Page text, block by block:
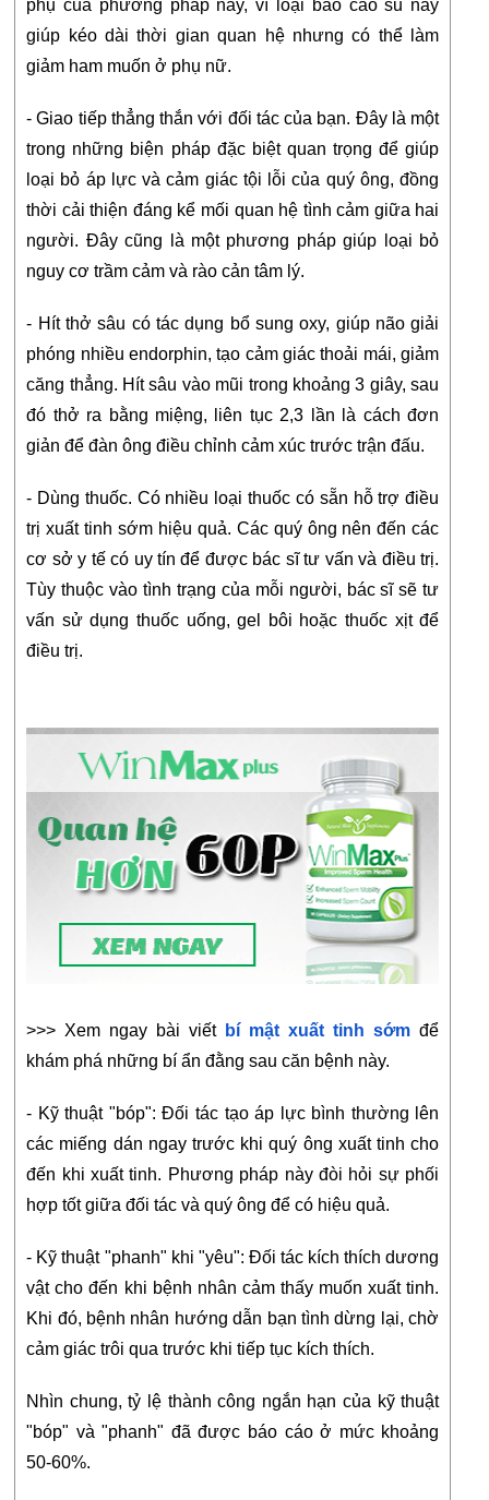
phụ của phương pháp này, vì loại bao cao su này
giúp kéo dài thời gian quan hệ nhưng có thể làm
giảm ham muốn ở phụ nữ.
- Giao tiếp thẳng thắn với đối tác của bạn. Đây là một
trong những biện pháp đặc biệt quan trọng để giúp
loại bỏ áp lực và cảm giác tội lỗi của quý ông, đồng
thời cải thiện đáng kể mối quan hệ tình cảm giữa hai
người. Đây cũng là một phương pháp giúp loại bỏ
nguy cơ trầm cảm và rào cản tâm lý.
- Hít thở sâu có tác dụng bổ sung oxy, giúp não giải
phóng nhiều endorphin, tạo cảm giác thoải mái, giảm
căng thẳng. Hít sâu vào mũi trong khoảng 3 giây, sau
đó thở ra bằng miệng, liên tục 2,3 lần là cách đơn
giản để đàn ông điều chỉnh cảm xúc trước trận đấu.
- Dùng thuốc. Có nhiều loại thuốc có sẵn hỗ trợ điều
trị xuất tinh sớm hiệu quả. Các quý ông nên đến các
cơ sở y tế có uy tín để được bác sĩ tư vấn và điều trị.
Tùy thuộc vào tình trạng của mỗi người, bác sĩ sẽ tư
vấn sử dụng thuốc uống, gel bôi hoặc thuốc xịt để
điều trị.
>>> Xem ngay bài viết bí mật xuất tinh sớm để
khám phá những bí ẩn đằng sau căn bệnh này.
- Kỹ thuật "bóp": Đối tác tạo áp lực bình thường lên
các miếng dán ngay trước khi quý ông xuất tinh cho
đến khi xuất tinh. Phương pháp này đòi hỏi sự phối
hợp tốt giữa đối tác và quý ông để có hiệu quả.
- Kỹ thuật "phanh" khi "yêu": Đối tác kích thích dương
vật cho đến khi bệnh nhân cảm thấy muốn xuất tinh.
Khi đó, bệnh nhân hướng dẫn bạn tình dừng lại, chờ
cảm giác trôi qua trước khi tiếp tục kích thích.
Nhìn chung, tỷ lệ thành công ngắn hạn của kỹ thuật
"bóp" và "phanh" đã được báo cáo ở mức khoảng
50-60%.